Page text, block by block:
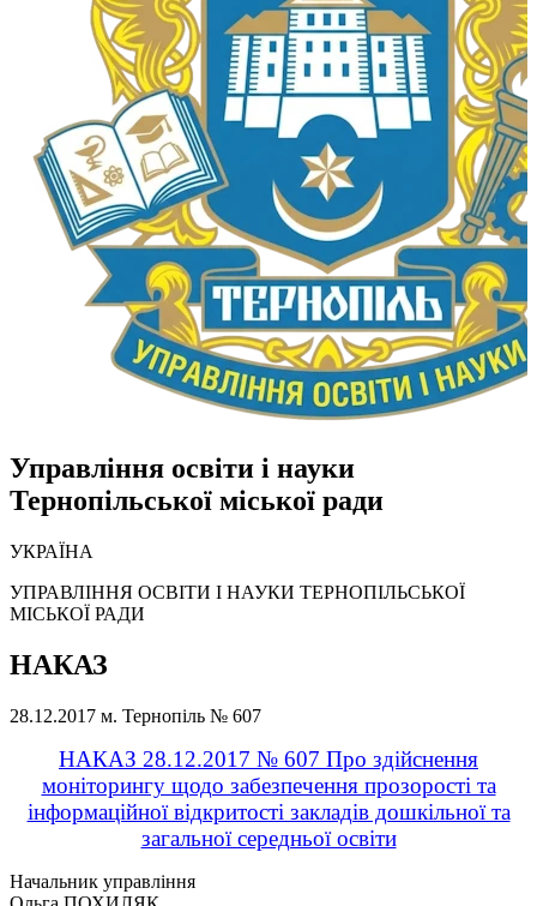
Управління освіти і науки
Тернопільської міської ради
УКРАЇНА
УПРАВЛІННЯ ОСВІТИ І НАУКИ ТЕРНОПІЛЬСЬКОЇ
МІСЬКОЇ РАДИ
НАКАЗ
28.12.2017 м. Тернопіль № 607
НАКАЗ 28.12.2017 № 607 Про здійснення
моніторингу щодо забезпечення прозорості та
інформаційної відкритості закладів дошкільної та
загальної середньої освіти
Начальник управління